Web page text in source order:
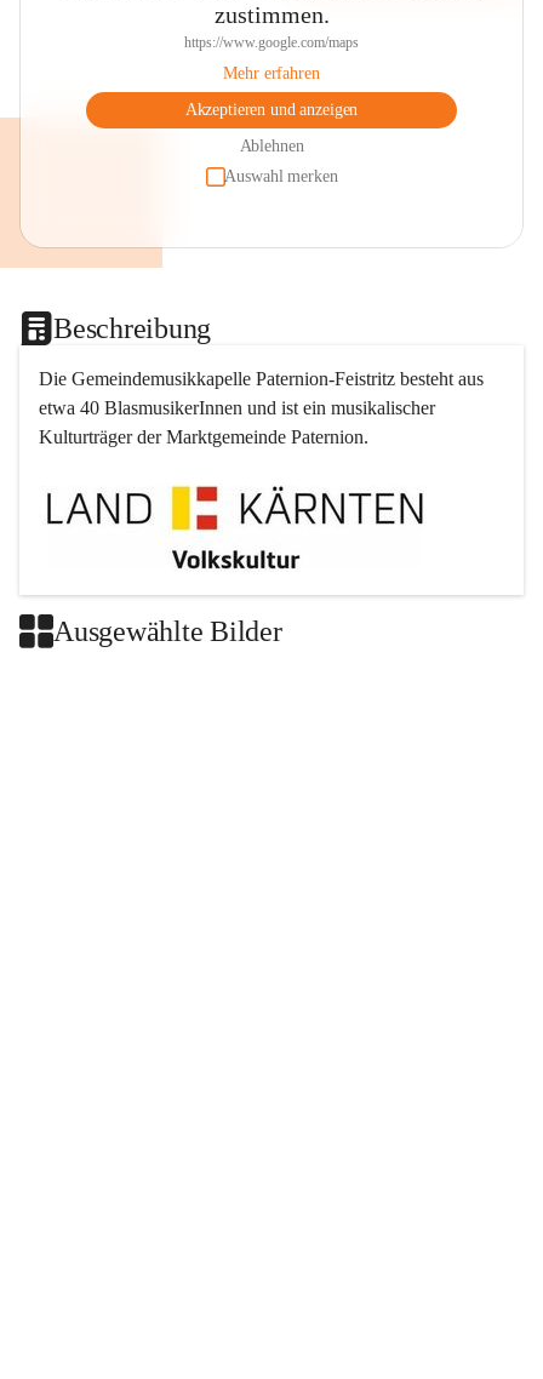
zustimmen.
https://www.google.com/maps
Mehr erfahren
Akzeptieren und anzeigen
Ablehnen
Auswahl merken
Beschreibung
Die Gemeindemusikkapelle Paternion-Feistritz besteht aus
etwa 40 BlasmusikerInnen und ist ein musikalischer
Kulturträger der Marktgemeinde Paternion.
Ausgewählte Bilder